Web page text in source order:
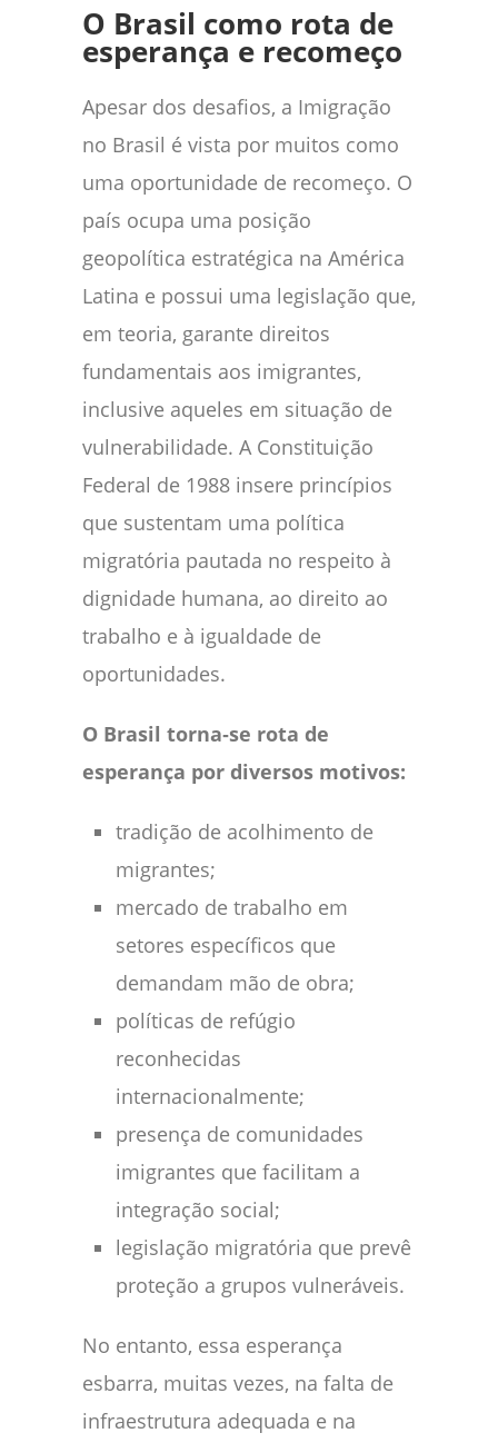
O Brasil como rota de
esperança e recomeço
Apesar dos desafios, a Imigração
no Brasil é vista por muitos como
uma oportunidade de recomeço. O
país ocupa uma posição
geopolítica estratégica na América
Latina e possui uma legislação que,
em teoria, garante direitos
fundamentais aos imigrantes,
inclusive aqueles em situação de
vulnerabilidade. A Constituição
Federal de 1988 insere princípios
que sustentam uma política
migratória pautada no respeito à
dignidade humana, ao direito ao
trabalho e à igualdade de
oportunidades.
O Brasil torna‑se rota de
esperança por diversos motivos:
tradição de acolhimento de
migrantes;
mercado de trabalho em
setores específicos que
demandam mão de obra;
políticas de refúgio
reconhecidas
internacionalmente;
presença de comunidades
imigrantes que facilitam a
integração social;
legislação migratória que prevê
proteção a grupos vulneráveis.
No entanto, essa esperança
esbarra, muitas vezes, na falta de
infraestrutura adequada e na